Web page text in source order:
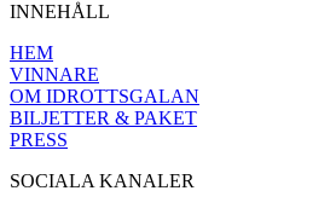
INNEHÅLL
HEM
VINNARE
OM IDROTTSGALAN
BILJETTER & PAKET
PRESS
SOCIALA KANALER